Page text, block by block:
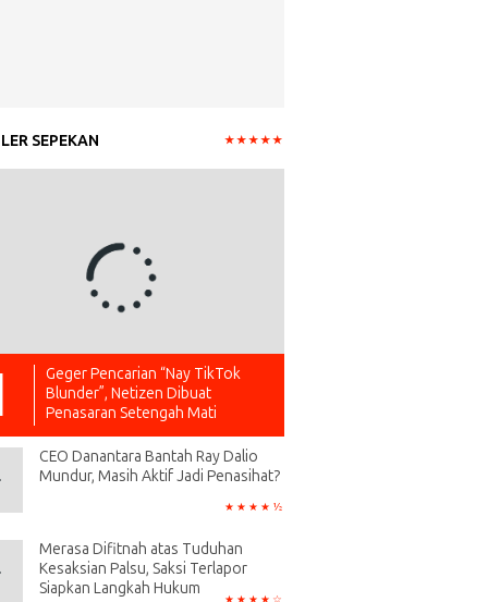
SEPEKAN
Geger Pencarian “Nay TikTok
Blunder”, Netizen Dibuat
Penasaran Setengah Mati
CEO Danantara Bantah Ray Dalio
Mundur, Masih Aktif Jadi Penasihat?
Merasa Difitnah atas Tuduhan
Kesaksian Palsu, Saksi Terlapor
Siapkan Langkah Hukum